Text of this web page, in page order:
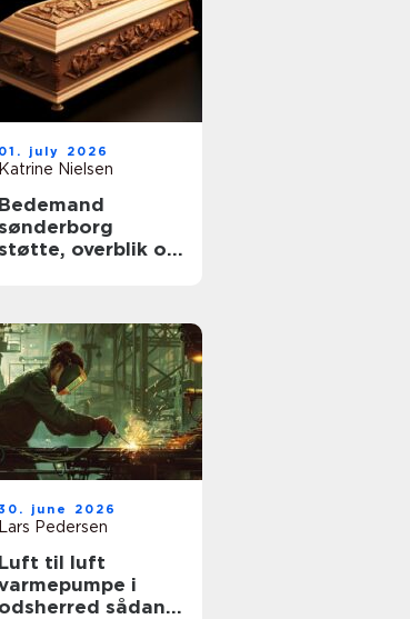
01. july 2026
Katrine Nielsen
Bedemand
overblik og
june 2026
Lars Pedersen
Luft til luft
i
odsherred sådan